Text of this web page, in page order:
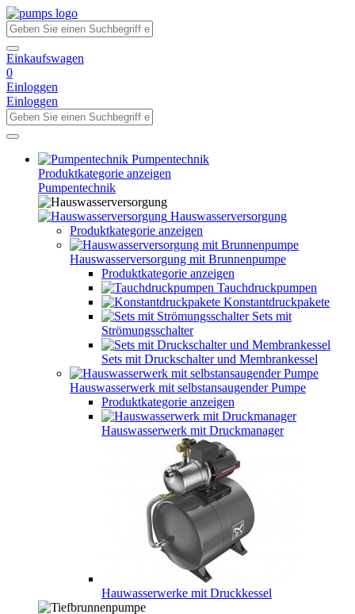
Einkaufswagen
0
Einloggen
Einloggen
Pumpentechnik
Produktkategorie anzeigen
Pumpentechnik
Hauswasserversorgung
Produktkategorie anzeigen
Hauswasserversorgung mit Brunnenpumpe
Produktkategorie anzeigen
Tauchdruckpumpen
Konstantdruckpakete
Sets mit
Strömungsschalter
Sets mit Druckschalter und Membrankessel
Hauswasserwerk mit selbstansaugender Pumpe
Produktkategorie anzeigen
Hauswasserwerk mit Druckmanager
Hauwasserwerke mit Druckkessel